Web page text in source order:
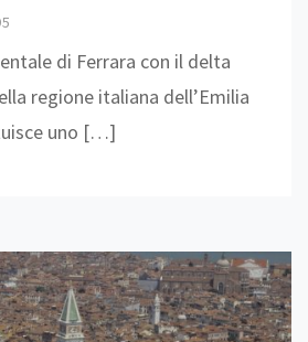
di Ferrara con il delta
regione italiana dell’Emilia
uno […]